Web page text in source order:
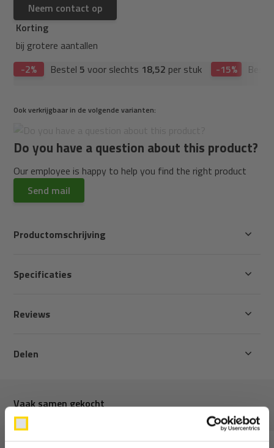
Neem contact op
Korting
bij grotere aantallen
-2%
Bestel 5 voor slechts 18,52 per stuk -15%
Ook verkrijgbaar in de volgende varianten:
Do you have a question about this product?
Our employee is happy to help you find the right product
Send mail
Productomschrijving
Specificaties
Reviews
Delen
Vaak samen gekocht